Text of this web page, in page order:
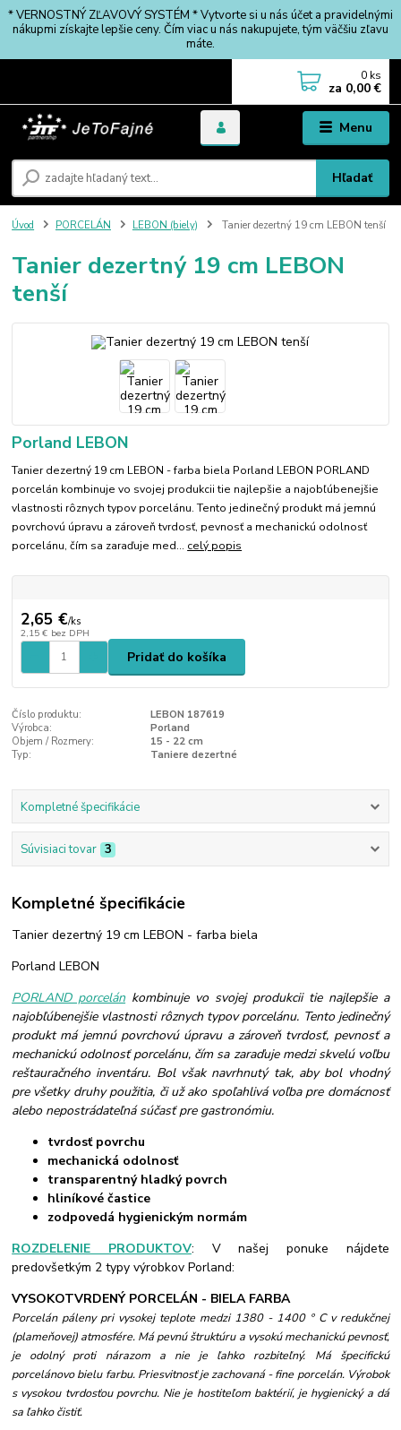
* VERNOSTNÝ ZĽAVOVÝ SYSTÉM * Vytvorte si u nás účet a pravidelnými
nákupmi získajte lepšie ceny. Čím viac u nás nakupujete, tým väčšiu zľavu
máte.
Menu
Hľadať
0 ks
za 0,00 €
Úvod PORCELÁN LEBON (biely) Tanier dezertný 19 cm LEBON tenší
Tanier dezertný 19 cm LEBON
tenší
Porland LEBON
Tanier dezertný 19 cm LEBON - farba biela Porland LEBON PORLAND
porcelán kombinuje vo svojej produkcii tie najlepšie a najobľúbenejšie
vlastnosti rôznych typov porcelánu. Tento jedinečný produkt má jemnú
povrchovú úpravu a zároveň tvrdosť, pevnosť a mechanickú odolnosť
porcelánu, čím sa zaraďuje med... celý popis
2,65 €/ks
2,15 € bez DPH
Pridať do košíka
Číslo produktu:
LEBON 187619
Výrobca:
Porland
Objem / Rozmery:
15 - 22 cm
Typ:
Taniere dezertné
Kompletné špecifikácie
Súvisiaci tovar 3
Kompletné špecifikácie
Tanier dezertný 19 cm LEBON - farba biela
Porland LEBON
PORLAND porcelánkombinuje vo svojej produkcii tie najlepšie a
najobľúbenejšie vlastnosti rôznych typov porcelánu. Tento jedinečný
produkt má jemnú povrchovú úpravu a zároveň tvrdosť, pevnosť a
mechanickú odolnosť porcelánu, čím sa zaraďuje medzi skvelú voľbu
reštauračného inventáru. Bol však navrhnutý tak, aby bol vhodný
pre všetky druhy použitia, či už ako spoľahlivá voľba pre domácnosť
alebo nepostrádateľná súčasť pre gastronómiu.
tvrdosť povrchu
mechanická odolnosť
transparentný hladký povrch
hliníkové častice
zodpovedá hygienickým normám
ROZDELENIE PRODUKTOV: V našej ponuke nájdete
predovšetkým 2 typy výrobkov Porland:
VYSOKOTVRDENÝ PORCELÁN - BIELA FARBA
Porcelán páleny pri vysokej teplote medzi 1380 - 1400 ° C v redukčnej
(plameňovej) atmosfére. Má pevnú štruktúru a vysokú mechanickú pevnosť,
je odolný proti nárazom a nie je ľahko rozbiteľný. Má špecifickú
porcelánovo bielu farbu. Priesvitnosť je zachovaná - fine porcelán. Výrobok
s vysokou tvrdosťou povrchu. Nie je hostiteľom baktérií, je hygienický a dá
sa ľahko čistiť.